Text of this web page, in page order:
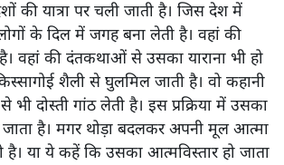
की यात्रा पर चली जाती है। जिस देश में
के दिल में जगह बना लेती है। वहां की
वहां की दंतकथाओं से उसका याराना भी हो
शैली से घुलमिल जाती है। वो कहानी
दोस्ती गांठ लेती है। इस प्रक्रिया में उसका
है। मगर थोड़ा बदलकर अपनी मूल आत्मा
है। या ये कहें कि उसका आत्मविस्तार हो जाता